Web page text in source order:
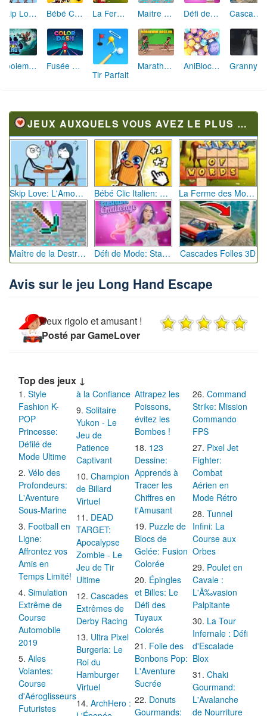
Skip Love: L'Amour en Péril Bébé Clic Italien: La Folie des Petits Bambins La Ferme des Mots - Cultivez votre Vocabulaire Maître de la Destruction: Fusion de Pioches Défi de Mode: Star du Podium Cascades Folles 3D
Aboiement Stellaire : Aventure Canine Fusée Chromatique: La Course des Couleurs
Tir Parfait
Marathon Champion io AniBlocos: Connecte les Animaux Mignons!
JEUX AUXQUELS VOUS AVEZ LE PLUS JOUÉ
Skip Love: L'Amour en Péril Bébé Clic Italien: La Folie des Petits Bambins La Ferme des Mots - Cultivez votre Vocabulaire
Maître de la Destruction: Fusion de Pioches Défi de Mode: Star du Podium Cascades Folles 3D
Avis sur le jeu Long Hand Escape
Jeux rigolo et amusant !
Posté par GameLover
Top des jeux ↓
Style
Fashion K-
POP
Princesse:
Défilé de
Mode Ultime
Vélo des
Profondeurs:
L'Aventure
Sous-Marine
Football en
Ligne:
Affrontez vos
Amis en
Temps Limité!
Simulation
Extrême de
Course
Automobile
2019
Ailes
Volantes:
Course
d'Aéroglisseurs
Futuristes
à la Confiance
Solitaire
Yukon - Le
Jeu de
Patience
Captivant
Champion
de Billard
Virtuel
DEAD
TARGET:
Apocalypse
Zombie - Le
Jeu de Tir
Ultime
Cascades
Extrêmes de
Derby Racing
Ultra Pixel
Burgeria: Le
Roi du
Hamburger
Virtuel
ArchHero :
Attrapez les
Poissons,
évitez les
Bombes !
123
Dessine:
Apprends à
Tracer les
Chiffres en
t'Amusant
Puzzle de
Blocs de
Gelée: Fusion
Colorée
Épingles
et Billes: Le
Défi des
Tuyaux
Colorés
Folie des
Bonbons Pop:
L'Aventure
Sucrée
Donuts
Gourmands:
Command
Strike: Mission
Commando
FPS
Pixel Jet
Fighter:
Combat
Aérien en
Mode Rétro
Tunnel
Infini: La
Course aux
Orbes
Poulet en
Cavale :
L'Ã‰vasion
Palpitante
La Tour
Infernale : Défi
d'Escalade
Blox
Chaki
Gourmand:
L'Avalanche
de Nourriture